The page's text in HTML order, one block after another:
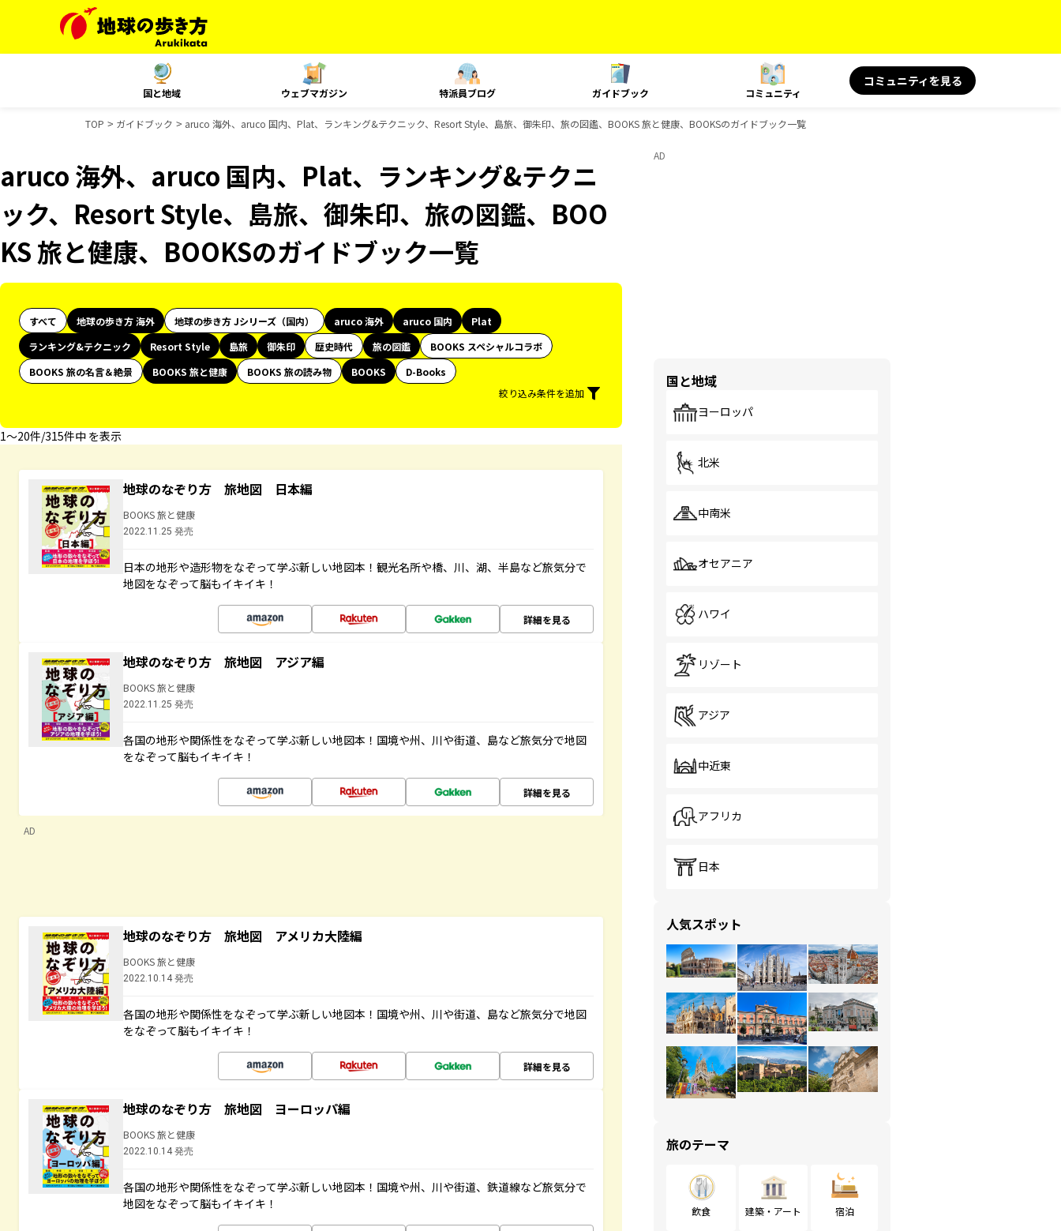
国と地域 ウェブマガジン 特派員ブログ ガイドブック コミュニティ
コミュニティを見る
TOP ガイドブック aruco 海外、aruco 国内、Plat、ランキング&テクニック、Resort Style、島旅、御朱印、旅の図鑑、BOOKS 旅と健康、BOOKSのガイドブック一覧
aruco 海外、aruco 国内、Plat、ランキング&テクニ
ック、Resort Style、島旅、御朱印、旅の図鑑、BOO
KS 旅と健康、BOOKSのガイドブック一覧
すべて 地球の歩き方 海外 地球の歩き方 Jシリーズ（国内） aruco 海外 aruco 国内
Plat
ランキング&テクニック
Resort Style 島旅 御朱印 歴史時代 旅の図鑑
BOOKS スペシャルコラボ
BOOKS 旅の名言＆絶景
BOOKS 旅と健康 BOOKS 旅の読み物 BOOKS
D-Books
絞り込み条件を追加
1〜20件/315件中 を表示
地球のなぞり方 旅地図 日本編
BOOKS 旅と健康
2022.11.25 発売
日本の地形や造形物をなぞって学ぶ新しい地図本！観光名所や橋、川、湖、半島など旅気分で
地図をなぞって脳もイキイキ！
詳細を見る
地球のなぞり方 旅地図 アジア編
BOOKS 旅と健康
2022.11.25 発売
各国の地形や関係性をなぞって学ぶ新しい地図本！国境や州、川や街道、島など旅気分で地図
をなぞって脳もイキイキ！
詳細を見る
AD
地球のなぞり方 旅地図 アメリカ大陸編
BOOKS 旅と健康
2022.10.14 発売
各国の地形や関係性をなぞって学ぶ新しい地図本！国境や州、川や街道、島など旅気分で地図
をなぞって脳もイキイキ！
詳細を見る
地球のなぞり方 旅地図 ヨーロッパ編
BOOKS 旅と健康
2022.10.14 発売
各国の地形や関係性をなぞって学ぶ新しい地図本！国境や州、川や街道、鉄道線など旅気分で
地図をなぞって脳もイキイキ！
AD
国と地域
ヨーロッパ
北米
中南米
オセアニア
ハワイ
リゾート
アジア
中近東
アフリカ
日本
人気スポット
旅のテーマ
飲食 建築・アート 宿泊